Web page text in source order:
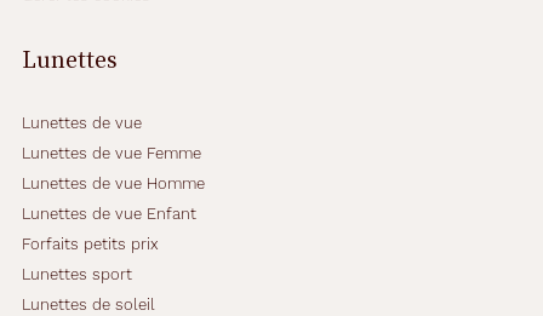
Lunettes
Lunettes de vue
Lunettes de vue Femme
Lunettes de vue Homme
Lunettes de vue Enfant
Forfaits petits prix
Lunettes sport
Lunettes de soleil